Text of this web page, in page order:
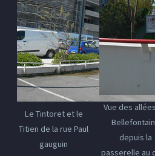
Le Tintoret et le
Titien de la rue Paul
gauguin
Vue des
depuis la
passerelle au